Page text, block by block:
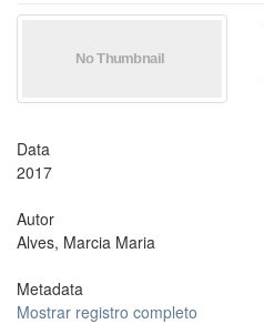
Data
2017
Autor
Alves, Marcia Maria
Metadata
Mostrar registro completo